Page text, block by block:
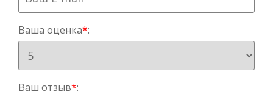
Ваша оценка*:
Ваш отзыв*: